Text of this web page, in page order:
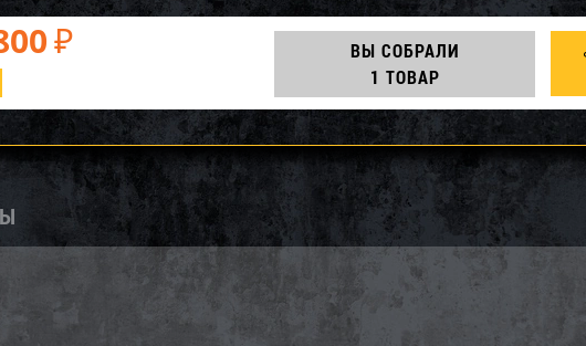
Башмак приводной цепи
WSM BRP SM-03361
Вал импеллера WSM Yamaha
VX1100 003-114-01
Импеллер
₽
ВЫ СОБРАЛИ
1 ТОВАР